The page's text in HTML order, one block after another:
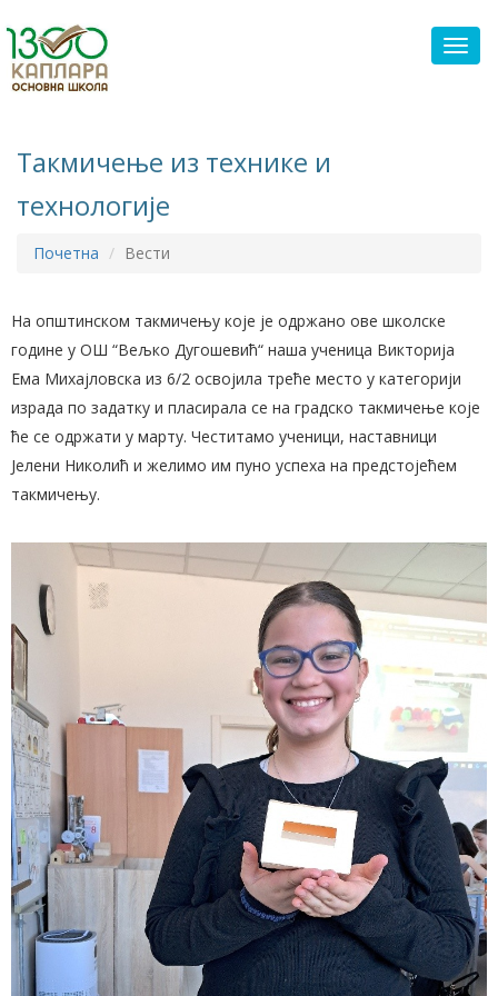
Такмичење из технике и
технологије
Почетна Вести
На општинском такмичењу које је одржано ове школске
године у ОШ “Вељко Дугошевић“ наша ученица Викторија
Ема Михајловска из 6/2 освојила треће место у категорији
израда по задатку и пласирала се на градско такмичење које
ће се одржати у марту. Честитамо ученици, наставници
Јелени Николић и желимо им пуно успеха на предстојећем
такмичењу.